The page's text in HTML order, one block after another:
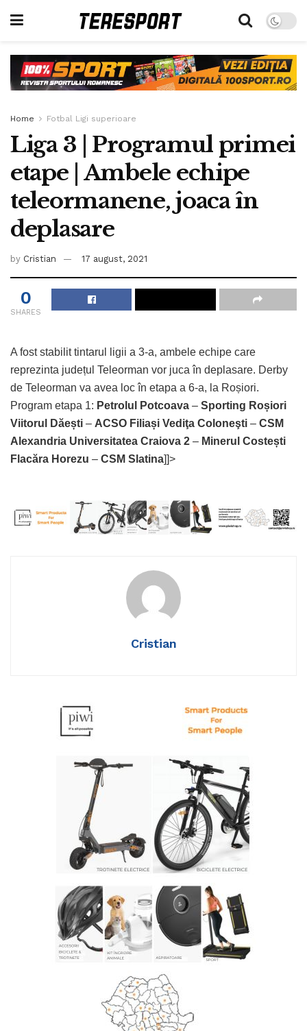
Home Fotbal Ligi superioare
Liga 3 | Programul primei
etape | Ambele echipe
teleormanene, joaca în
deplasare
by Cristian 17 august, 2021
0
SHARES
A fost stabilit tintarul ligii a 3-a, ambele echipe care
reprezinta județul Teleorman vor juca în deplasare. Derby
de Teleorman va avea loc în etapa a 6-a, la Roșiori.
Program etapa 1: Petrolul Potcoava – Sporting Roșiori
Viitorul Dăești – ACSO Filiași Vediţa Coloneşti – CSM
Alexandria Universitatea Craiova 2 – Minerul Costești
Flacăra Horezu – CSM Slatina ]]>
Cristian